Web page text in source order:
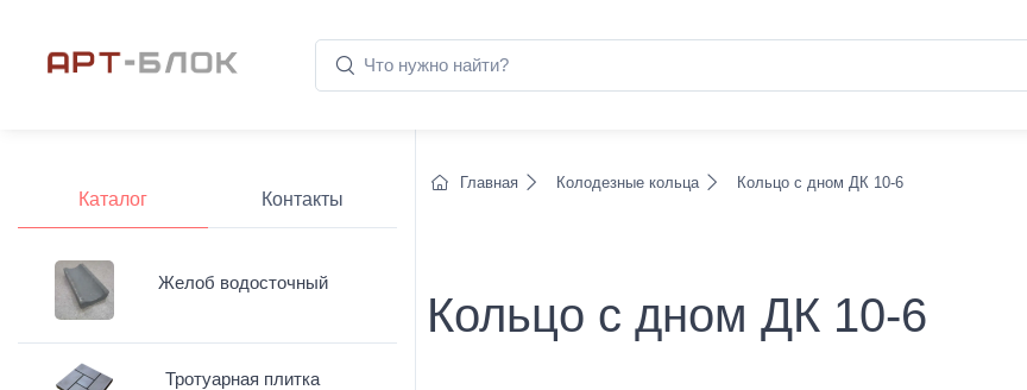
Главная Колодезные кольца Кольцо с дном ДК 10-6
Кольцо с дном ДК 10-6
Каталог Контакты
Желоб водосточный
Тротуарная плитка